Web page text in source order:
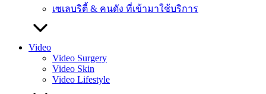
เซเลบริตี้ & คนดัง ที่เข้ามาใช้บริการ
Video
Video Surgery
Video Skin
Video Lifestyle